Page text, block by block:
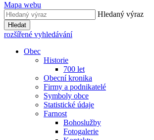
Mapa webu
Hledaný výraz
Hledat
rozšířené vyhledávání
Obec
Historie
700 let
Obecní kronika
Firmy a podnikatelé
Symboly obce
Statistické údaje
Farnost
Bohoslužby
Fotogalerie